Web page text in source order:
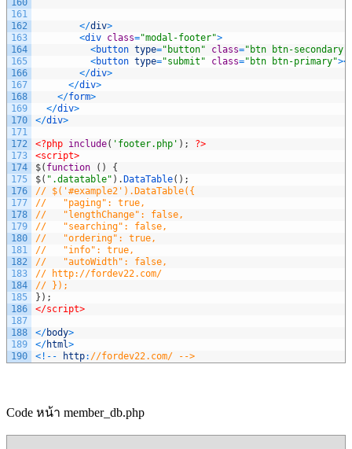
160
161
162
163
164
165
166
167
168
169
170
171
172
173
174
175
176
177
178
179
180
181
182
183
184
185
186
187
188
189
190
</div>
<div class="modal-footer">
<button type="button" class="btn btn-secondary"
<button type="submit" class="btn btn-primary"><
</div>
</div>
</form>
</div>
</div>
<?php include( 'footer.php' ) ;
?>
<script>
$( function ( )
{
$( ".datatable" ) .DataTable( ) ;
// $('#example2').DataTable({
//   "paging": true,
//   "lengthChange": false,
//   "searching": false,
//   "ordering": true,
//   "info": true,
//   "autoWidth": false,
// http://fordev22.com/
// });
} ) ;
</script>
</body>
</html>
< ! -- http: //fordev22.com/ -->
Code หน้า member_db.php